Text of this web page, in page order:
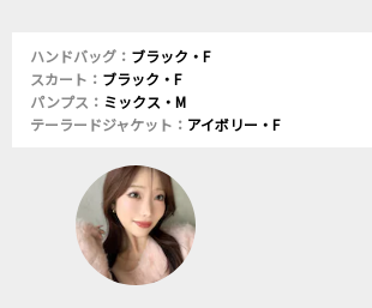
ハンドバッグ： ブラック・F
スカート： ブラック・F
パンプス： ミックス・M
テーラードジャケット： アイボリー・F